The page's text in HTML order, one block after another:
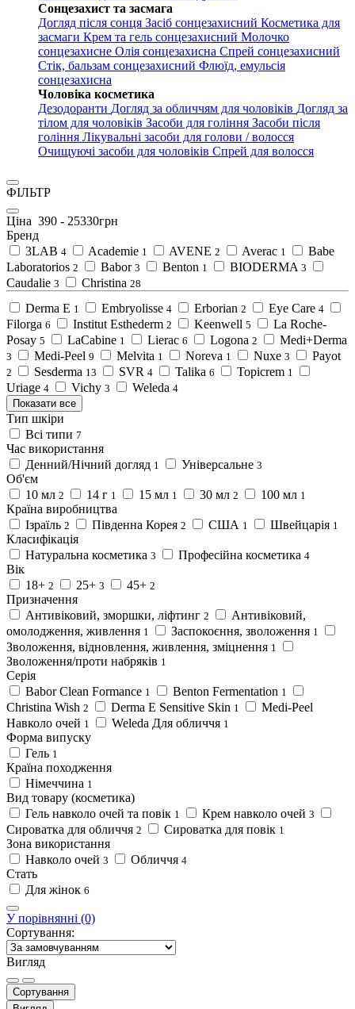
Сонцезахист та засмага
Догляд після сонця Засіб сонцезахисний Косметика для
засмаги Крем та гель сонцезахисний Молочко
сонцезахисне Олія сонцезахисна Спрей сонцезахисний
Стік, бальзам сонцезахисний Флюїд, емульсія
сонцезахисна
Чоловіка косметика
Дезодоранти Догляд за обличчям для чоловіків Догляд за
тілом для чоловіків Засоби для гоління Засоби після
гоління Лікувальні засоби для голови / волосся
Очищуючі засоби для чоловіків Спрей для волосся
ФІЛЬТР
Ціна 390 - 25330грн
Бренд
3LAB 4 Academie 1 AVENE 2 Averac 1
Babe
Laboratorios 2 Babor 3 Benton 1 BIODERMA 3
Caudalie 3 Christina 28
Derma E 1 Embryolisse 4 Erborian 2 Eye Care 4
Filorga 6 Institut Esthederm 2 Keenwell 5
La Roche-
Posay 5 LaCabine 1 Lierac 6 Logona 2 Medi+Derma
3 Medi-Peel 9 Melvita 1 Noreva 1 Nuxe 3 Payot
2 Sesderma 13 SVR 4 Talika 6 Topicrem 1
Uriage 4 Vichy 3 Weleda 4
Показати все
Тип шкіри
Всі типи 7
Час використання
Денний/Нічний догляд 1 Універсальне 3
Об'єм
10 мл 2 14 г 1 15 мл 1 30 мл 2 100 мл 1
Країна виробництва
Ізраїль 2 Південна Корея 2 США 1 Швейцарія 1
Класифікація
Натуральна косметика 3 Професійна косметика 4
Вік
18+ 2 25+ 3 45+ 2
Призначення
Антивіковий, зморшки, ліфтинг 2
Антивіковий,
омолодження, живлення 1 Заспокоєння, зволоження 1
Зволоження, відновлення, живлення, зміцнення 1
Зволоження/проти набряків 1
Серія
Babor Clean Formance 1 Benton Fermentation 1
Christina Wish 2 Derma E Sensitive Skin 1
Medi-Peel
Навколо очей 1 Weleda Для обличчя 1
Форма випуску
Гель 1
Країна походження
Німеччина 1
Вид товару (косметика)
Гель навколо очей та повік 1 Крем навколо очей 3
Сироватка для обличчя 2 Сироватка для повік 1
Зона використання
Навколо очей 3 Обличчя 4
Стать
Для жінок 6
У порівнянні (0)
Сортування:
Вигляд
Сортування